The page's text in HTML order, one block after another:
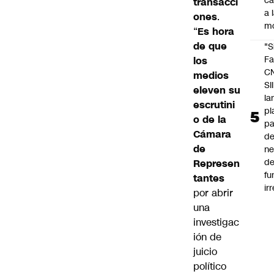
ones.
“Es hora
de que
los
medios
eleven su
escrutini
o de la
Cámara
de
Represen
tantes
por abrir
una
investigac
ión de
juicio
político
a
SII
de